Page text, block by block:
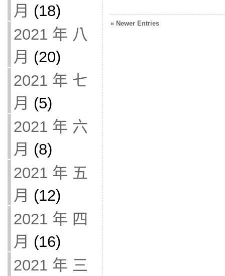
月 (18)
2021 年 八
月 (20)
2021 年 七
月 (5)
2021 年 六
月 (8)
2021 年 五
月 (12)
2021 年 四
月 (16)
2021 年 三
« Newer Entries